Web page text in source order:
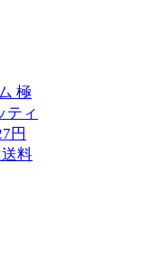
極
ティ
円
料